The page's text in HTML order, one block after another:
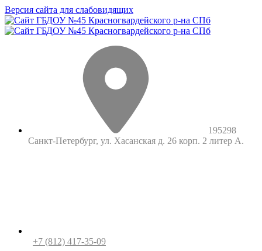
Версия сайта для слабовидящих
195298
Санкт-Петербург, ул. Хасанская д. 26 корп. 2 литер А.
+7 (812) 417-35-09